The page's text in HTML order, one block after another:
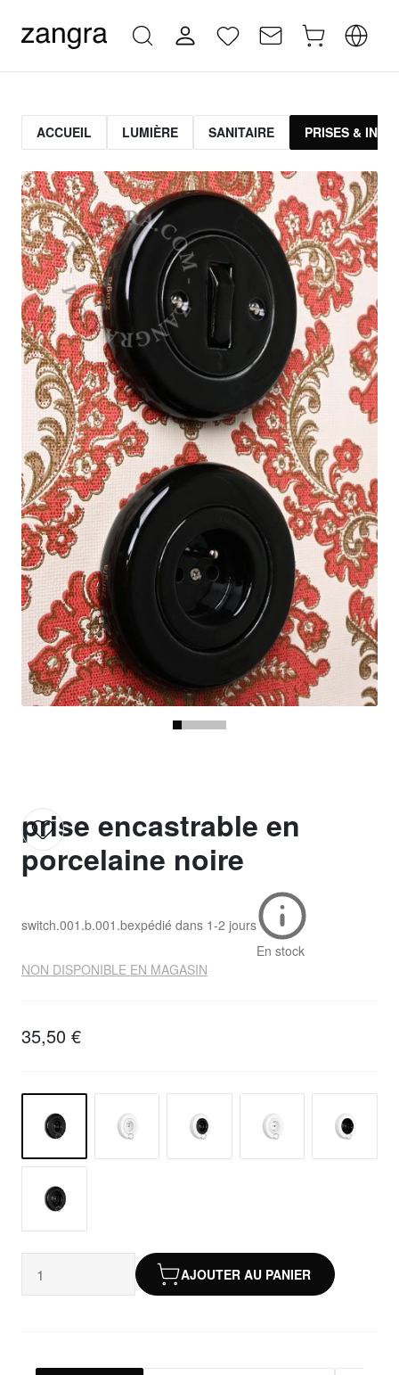
ACCUEIL LUMIÈRE SANITAIRE PRISES &
prise encastrable en
porcelaine noire
switch.001.b.001.bexpédié dans 1-2 jours
En stock
NON DISPONIBLE EN MAGASIN
35,50 €
AJOUTER AU PANIER